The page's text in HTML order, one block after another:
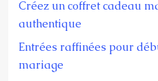
Créez un coffret cadeau
authentique
Entrées raffinées pour
mariage